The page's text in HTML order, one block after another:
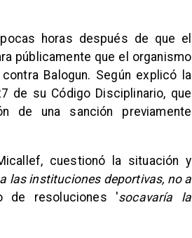
horas después de que el
públicamente que el organismo
Balogun. Según explicó la
de su Código Disciplinario, que
de una sanción previamente
cuestionó la situación y
las instituciones deportivas, no a
de resoluciones 'socavaría la